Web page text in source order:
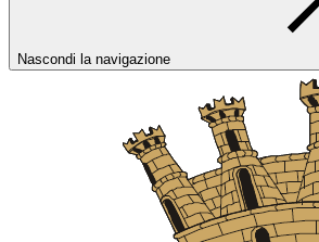
Nascondi la navigazione